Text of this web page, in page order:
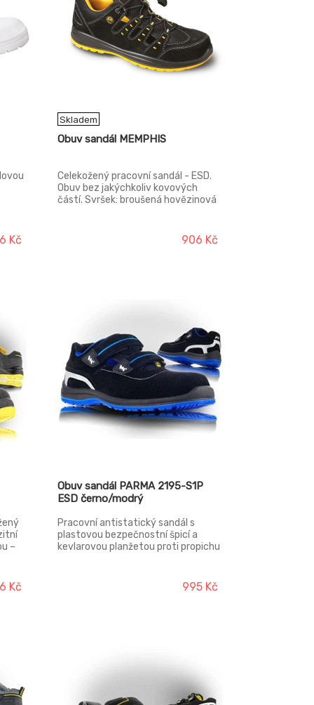
Kč
Skladem
Obuv sandál MEMPHIS
Celekožený pracovní sandál - ESD.
Obuv bez jakýchkoliv kovových
částí. Svršek: broušená hovězinová
textilie MESH Vkládací stélka: Hl-
POLY - anatomicky tvarovaná, z
906 Kč
–
Kč
Obuv sandál PARMA 2195-S1P
ESD černo/modrý
Pracovní antistatický sandál s
plastovou bezpečnostní špicí a
kevlarovou planžetou proti propichu
tloušťce 1,6 – 1,8 mm Podešev:
PU/PU – olejivzdorná, antistatická,
995 Kč